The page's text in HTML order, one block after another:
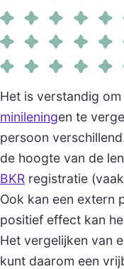
Het is verstandig
minileningen te
persoon
de hoogte van de
BKR registratie
Ook kan een extern
positief effect kan
Het vergelijken van
kunt daarom een